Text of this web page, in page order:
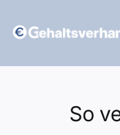
Inhalt
So